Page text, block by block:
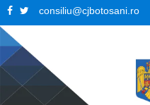
Facebook
Twitter
consiliu@cjbotosani.ro